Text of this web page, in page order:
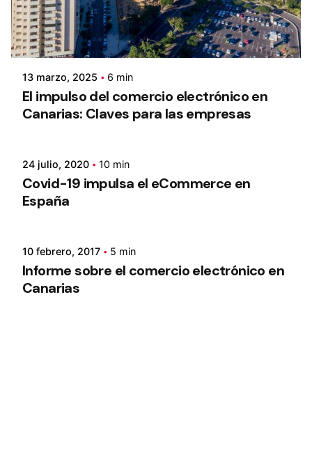
13 marzo, 2025 6 min
El impulso del comercio electrónico en
Canarias: Claves para las empresas
24 julio, 2020 10 min
Covid-19 impulsa el eCommerce en
España
10 febrero, 2017 5 min
Informe sobre el comercio electrónico en
Canarias